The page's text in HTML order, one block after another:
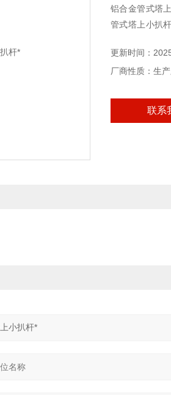
铝合金管式塔
管式塔上小扒
更新时间：
厂商性质：生
联系